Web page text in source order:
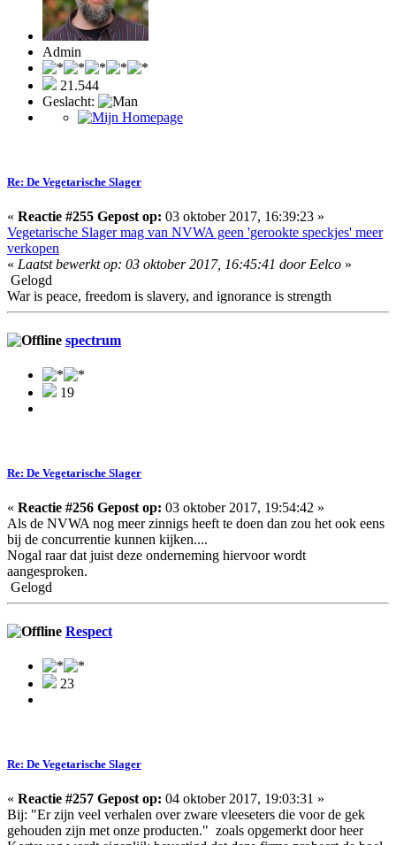
Admin
21.544
Geslacht:
Re: De Vegetarische Slager
« Reactie #255 Gepost op: 03 oktober 2017, 16:39:23 »
Vegetarische Slager mag van NVWA geen 'gerookte speckjes' meer
verkopen
« Laatst bewerkt op: 03 oktober 2017, 16:45:41 door Eelco »
Gelogd
War is peace, freedom is slavery, and ignorance is strength
spectrum
19
Re: De Vegetarische Slager
« Reactie #256 Gepost op: 03 oktober 2017, 19:54:42 »
Als de NVWA nog meer zinnigs heeft te doen dan zou het ook eens
bij de concurrentie kunnen kijken....
Nogal raar dat juist deze onderneming hiervoor wordt
aangesproken.
Gelogd
Respect
23
Re: De Vegetarische Slager
« Reactie #257 Gepost op: 04 oktober 2017, 19:03:31 »
Bij: "Er zijn veel verhalen over zware vleeseters die voor de gek
gehouden zijn met onze producten." zoals opgemerkt door heer